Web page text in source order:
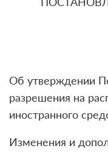
Об утверждении
разрешения на
иностранного
Изменения и